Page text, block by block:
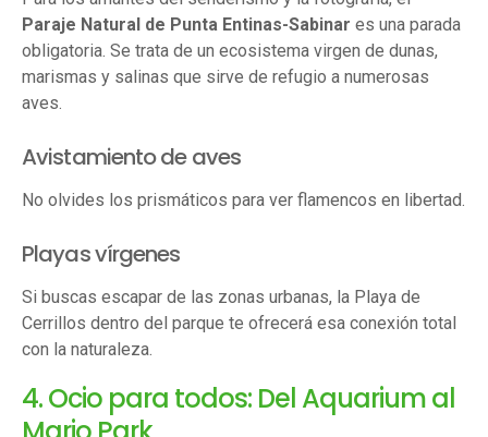
Paraje Natural de Punta Entinas-Sabinar es una parada
obligatoria. Se trata de un ecosistema virgen de dunas,
marismas y salinas que sirve de refugio a numerosas
aves.
Avistamiento de aves
No olvides los prismáticos para ver flamencos en libertad.
Playas vírgenes
Si buscas escapar de las zonas urbanas, la Playa de
Cerrillos dentro del parque te ofrecerá esa conexión total
con la naturaleza.
4. Ocio para todos: Del Aquarium al